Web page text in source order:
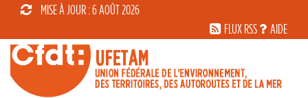
MISE À JOUR : 6 AOÛT 2026
FLUX RSS
AIDE